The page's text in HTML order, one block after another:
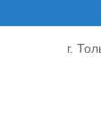
г.